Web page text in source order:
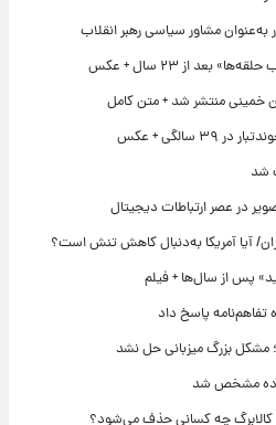
مشاور سیاسی رهبر انقلاب
از ۲۳ سال + عکس
منتشر شد + متن کامل
+ عکس
در عصر ارتباطات دیجیتال
آیا آمریکا به‌دنبال کاهش تنش است؟
پس از سال‌ها + فیلم
پاسخ داد
بزرگ میزبانی حل نشد
مشخص شد
کالابرگ چه کسانی حذف می‌شود؟